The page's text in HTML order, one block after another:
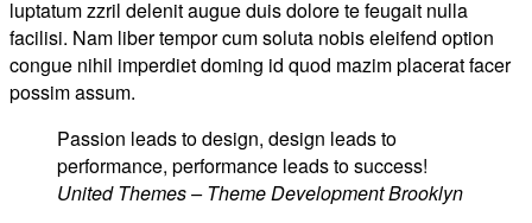
luptatum zzril delenit augue duis dolore te feugait nulla
facilisi. Nam liber tempor cum soluta nobis eleifend option
congue nihil imperdiet doming id quod mazim placerat facer
possim assum.
Passion leads to design, design leads to
performance, performance leads to success!
United Themes – Theme Development Brooklyn